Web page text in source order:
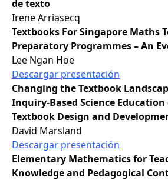
de texto
Irene Arriasecq
Textbooks For Singapore Maths
Preparatory Programmes – An
Lee Ngan Hoe
Descargar presentación
Changing the Textbook
Inquiry-Based Science Education
Textbook Design and
David Marsland
Descargar presentación
Elementary Mathematics for
Knowledge and Pedagogical